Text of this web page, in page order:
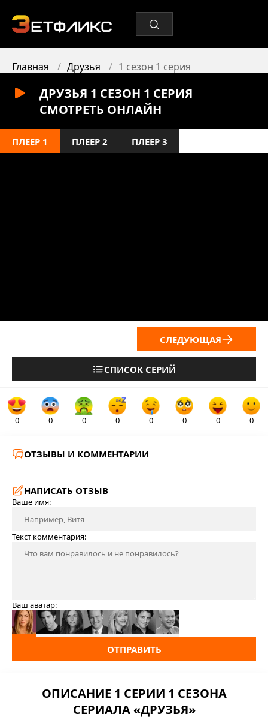
Главная Друзья 1 сезон 1 серия
ДРУЗЬЯ 1 СЕЗОН 1 СЕРИЯ
СМОТРЕТЬ ОНЛАЙН
ПЛЕЕР 1 ПЛЕЕР 2 ПЛЕЕР 3
СПИСОК СЕРИЙ
СЛЕДУЮЩАЯ
0 0 0 0 0 0 0 0
ОТЗЫВЫ И КОММЕНТАРИИ
НАПИСАТЬ ОТЗЫВ
Ваше имя:
Текст комментария:
Ваш аватар:
ОТПРАВИТЬ
ОПИСАНИЕ 1 СЕРИИ 1 СЕЗОНА
СЕРИАЛА «ДРУЗЬЯ»